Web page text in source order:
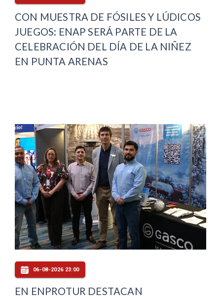
CON MUESTRA DE FÓSILES Y LÚDICOS
JUEGOS: ENAP SERÁ PARTE DE LA
CELEBRACIÓN DEL DÍA DE LA NIÑEZ
EN PUNTA ARENAS
06-08-2026 23:00
EN ENPROTUR DESTACAN